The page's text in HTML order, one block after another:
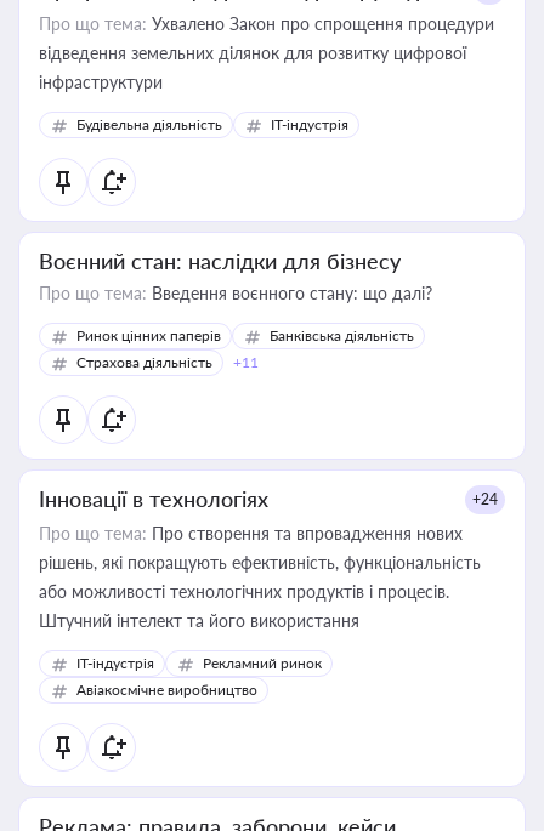
Про що тема: Ухвалено Закон про спрощення процедури
відведення земельних ділянок для розвитку цифрової
інфраструктури
Будівельна діяльність IT-індустрія
Воєнний стан: наслідки для бізнесу
Про що тема: Введення воєнного стану: що далі?
Ринок цінних паперів
Банківська діяльність
Страхова діяльність
+11
Інновації в технологіях +24
Про що тема: Про створення та впровадження нових
рішень, які покращують ефективність, функціональність
або можливості технологічних продуктів і процесів.
Штучний інтелект та його використання
IT-індустрія
Рекламний ринок
Авіакосмічне виробництво